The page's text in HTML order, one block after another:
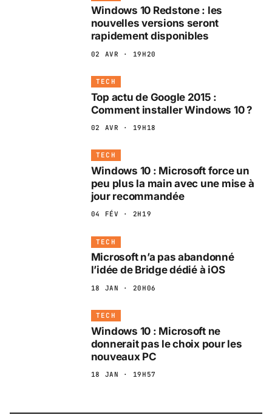
Windows 10 Redstone : les
nouvelles versions seront
rapidement disponibles
02 AVR · 19H20
TECH
Top actu de Google 2015 :
Comment installer Windows 10 ?
02 AVR · 19H18
TECH
Windows 10 : Microsoft force un
peu plus la main avec une mise à
jour recommandée
04 FÉV · 2H19
TECH
Microsoft n’a pas abandonné
l’idée de Bridge dédié à iOS
18 JAN · 20H06
TECH
Windows 10 : Microsoft ne
donnerait pas le choix pour les
nouveaux PC
18 JAN · 19H57